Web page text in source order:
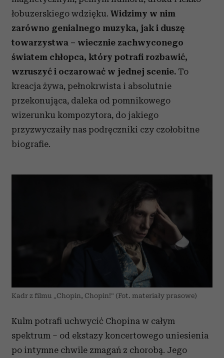
łobuzerskiego wdzięku. Widzimy w nim
zarówno genialnego muzyka, jak i duszę
towarzystwa – wiecznie zachwyconego
światem chłopca, który potrafi rozbawić,
wzruszyć i oczarować w jednej scenie. To
kreacja żywa, pełnokrwista i absolutnie
przekonująca, daleka od pomnikowego
wizerunku kompozytora, do jakiego
przyzwyczaiły nas podręczniki czy czołobitne
biografie.
Kadr z filmu „Chopin, Chopin!” (Fot. materiały prasowe)
Kulm potrafi uchwycić Chopina w całym
spektrum – od ekstazy koncertowego uniesienia
po intymne chwile zmagań z chorobą. Jego